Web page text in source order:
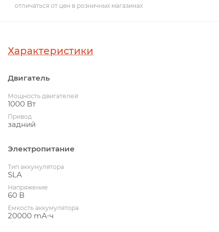
отличаться от цен в розничных магазинах
Характеристики
Двигатель
Мощность двигателей
1000 Вт
Привод
задний
Электропитание
Тип аккумулятора
SLA
Напряжение
60 В
Емкость аккумулятора
20000 mА⋅ч